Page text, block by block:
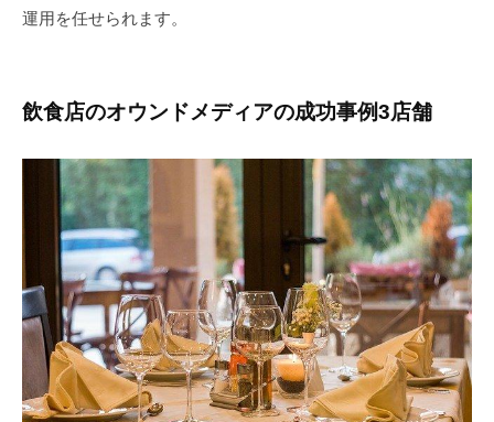
運用を任せられます。
飲食店のオウンドメディアの成功事例3店舗